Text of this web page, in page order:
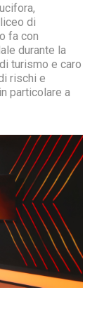
di
fa con
durante la
turismo e caro
rischi e
particolare a